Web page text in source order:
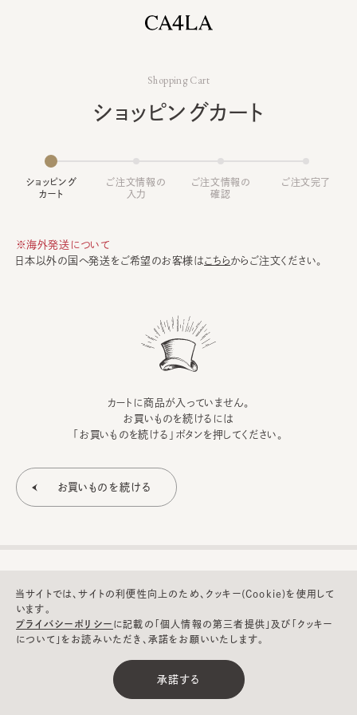
Shopping Cart
ショッピングカート
ショッピング
カート
ご注文情報の
入力
ご注文情報の
確認
ご注文完了
※海外発送について
日本以外の国へ発送をご希望のお客様はこちらからご注文ください。
カートに商品が入っていません。
お買いものを続けるには
「お買いものを続ける」ボタンを押してください。
©CA4LA INC. All Rights Reserved.
当サイトでは、サイトの利便性向上のため、クッキー(Cookie)を使用して
います。
プライバシーポリシー に記載の「個人情報の第三者提供」及び「クッキー
について」をお読みいただき、承諾をお願いいたします。
承諾する